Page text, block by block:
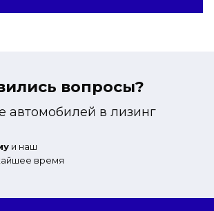
вопросы?
автомобилей в лизинг
и наш
время